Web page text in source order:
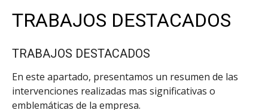
TRABAJOS DESTACADOS
TRABAJOS DESTACADOS
En este apartado, presentamos un resumen de las
intervenciones realizadas mas significativas o
emblemáticas de la empresa.